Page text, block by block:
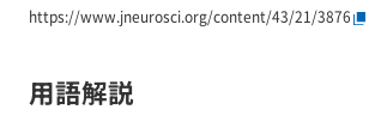
https://www.jneurosci.org/content/43/21/3876
用語解説